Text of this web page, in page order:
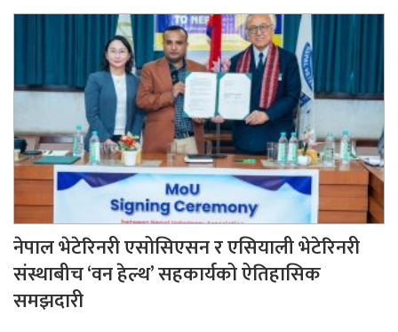
नेपाल भेटेरिनरी एसोसिएसन र एसियाली भेटेरिनरी
संस्थाबीच ‘वन हेल्थ’ सहकार्यको ऐतिहासिक
समझदारी